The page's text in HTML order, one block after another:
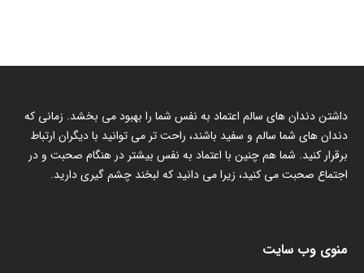
داشتن دندان های سالم اعتماد به نفس شما را بهبود می بخشد. زمانی که
دندان های شما سالم و سفید باشند، راحت تر می توانید با دیگران ارتباط
برقرار کنید. شما هم چنین با اعتماد به نفس بیشتر در هنگام صحبت و در
اجتماع صحبت می کنید، زیرا می دانید که لبخند چشم گیری دارید.
منوی وب سایت